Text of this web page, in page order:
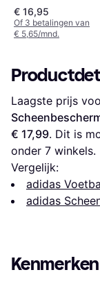
Zwart
€ 16,95
Of 3 betalingen van
€ 5,65/mnd.
Laagste prijs
€ 17,99. Dit is
onder 7 winkels.
Vergelijk:
adidas
adidas
Kenmerken